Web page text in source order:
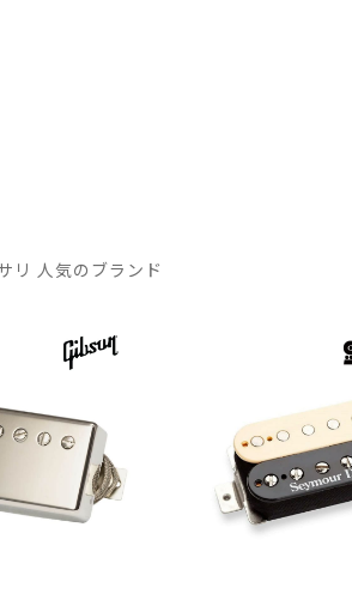
リ 人気のブランド